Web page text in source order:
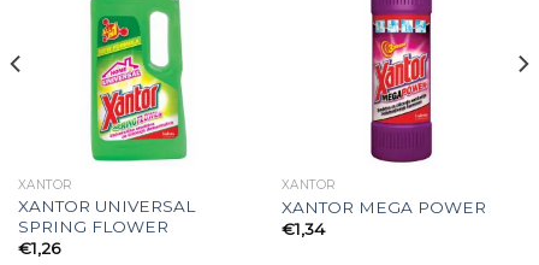
XANTOR
XANTOR UNIVERSAL
SPRING FLOWER
€1,26
XANTOR
XANTOR MEGA POWER
€1,34